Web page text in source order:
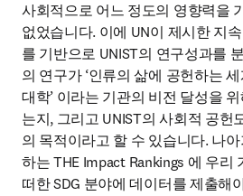
사회적으로 어느 정도의 영향력을
없었습니다. 이에 UN이 제시한 지
를 기반으로 UNIST의 연구성과를
의 연구가 ‘인류의 삶에 공헌하는
대학’ 이라는 기관의 비전 달성을
는지, 그리고 UNIST의 사회적 공헌
의 목적이라고 할 수 있습니다. 나
하는 THE Impact Rankings 에 우리
떠한 SDG 분야에 데이터를 제출해